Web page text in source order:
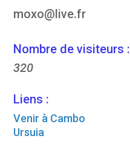
moxo@live.fr
Nombre de visiteurs :
320
Liens :
Venir à Cambo
Ursuia